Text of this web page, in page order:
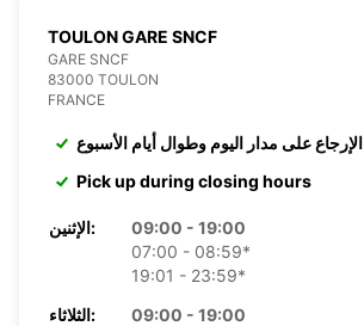
TOULON GARE SNCF
GARE SNCF
83000 TOULON
FRANCE
الإرجاع على مدار اليوم وطوال أيام الأسبوع
Pick up during closing hours
الإثنين:
09:00 - 19:00
07:00 - 08:59*
19:01 - 23:59*
الثلاثاء:
09:00 - 19:00